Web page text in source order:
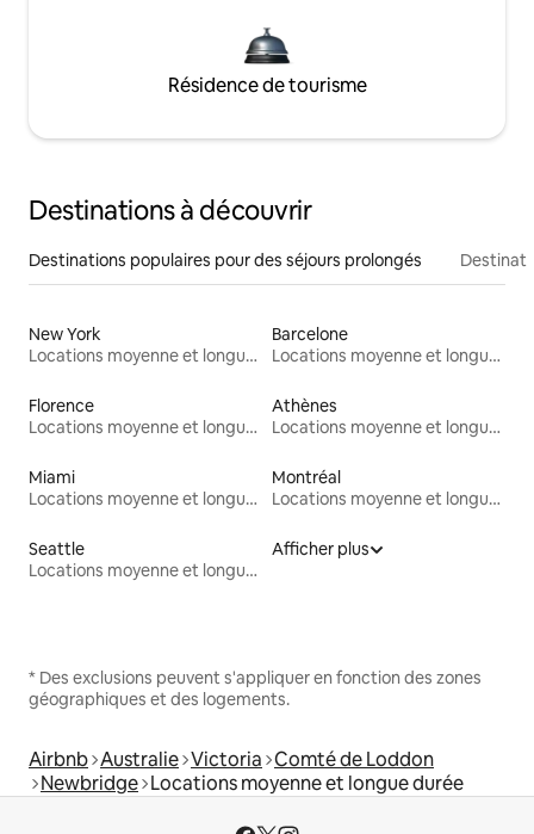
Résidence de tourisme
Destinations à découvrir
Destinations populaires pour des séjours prolongés
New York
Locations moyenne et longue durée
Barcelone
Locations moyenne et longue durée
Florence
Locations moyenne et longue durée
Athènes
Locations moyenne et longue durée
Miami
Locations moyenne et longue durée
Montréal
Locations moyenne et longue durée
Seattle
Locations moyenne et longue durée
Afficher plus
* Des exclusions peuvent s'appliquer en fonction des zones
géographiques et des logements.
Airbnb Australie Victoria Comté de Loddon
Newbridge Locations moyenne et longue durée